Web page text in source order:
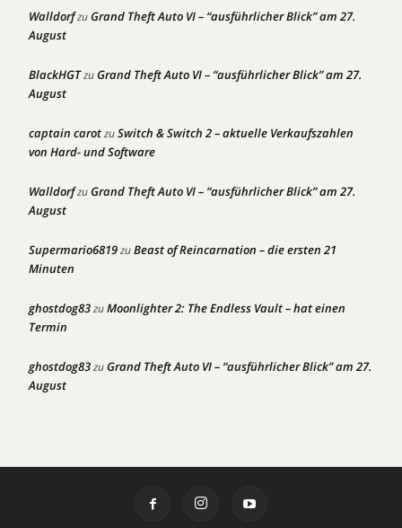
WalldorfzuGrand Theft Auto VI – “ausführlicher Blick” am 27.
August
BlackHGTzuGrand Theft Auto VI – “ausführlicher Blick” am 27.
August
captain carotzuSwitch & Switch 2 – aktuelle Verkaufszahlen
von Hard- und Software
WalldorfzuGrand Theft Auto VI – “ausführlicher Blick” am 27.
August
Supermario6819zuBeast of Reincarnation – die ersten 21
Minuten
ghostdog83zuMoonlighter 2: The Endless Vault – hat einen
Termin
ghostdog83zuGrand Theft Auto VI – “ausführlicher Blick” am 27.
August